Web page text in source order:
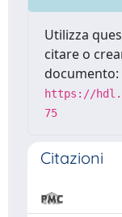
Utilizza
citare o
documento:
https://
75
Citazioni